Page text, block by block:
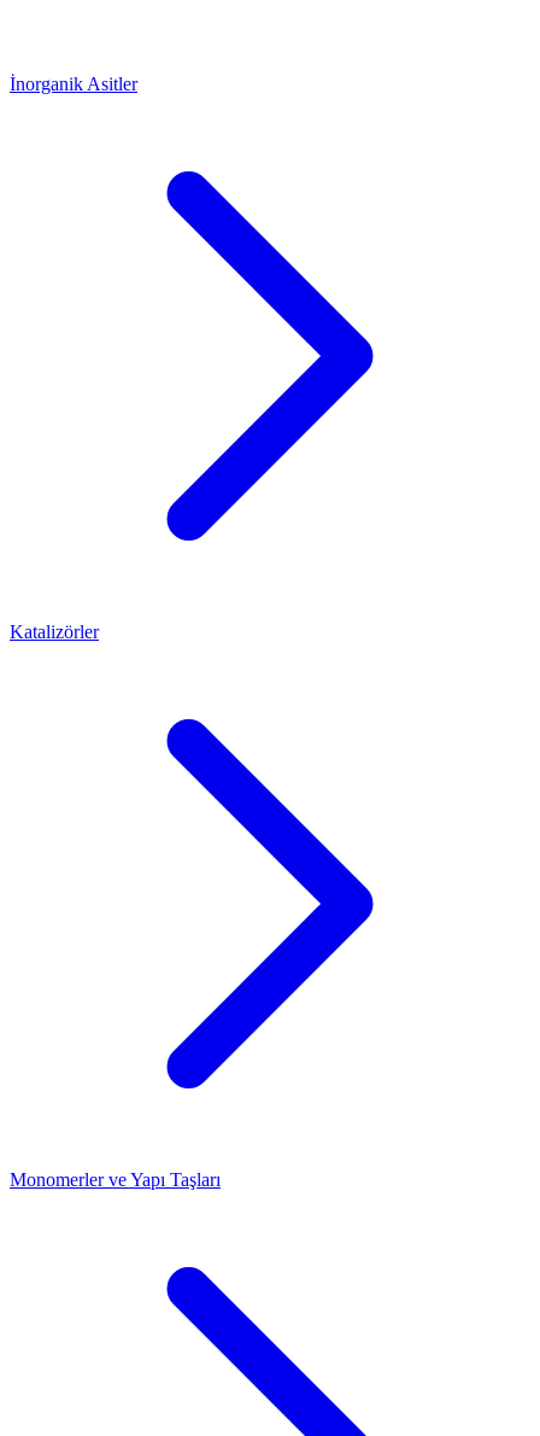
İnorganik Asitler
Katalizörler
Monomerler ve Yapı Taşları